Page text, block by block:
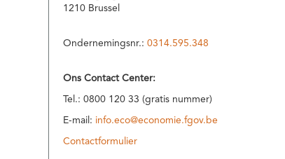
1210 Brussel
Ondernemingsnr.: 0314.595.348
Ons Contact Center:
Tel.: 0800 120 33 (gratis nummer)
E-mail: info.eco@economie.fgov.be
Contactformulier